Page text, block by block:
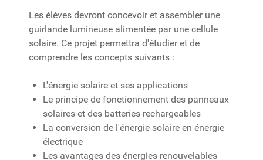
Les élèves devront concevoir et assembler une
guirlande lumineuse alimentée par une cellule
solaire. Ce projet permettra d'étudier et de
comprendre les concepts suivants :
L'énergie solaire et ses applications
Le principe de fonctionnement des panneaux
solaires et des batteries rechargeables
La conversion de l'énergie solaire en énergie
électrique
Les avantages des énergies renouvelables